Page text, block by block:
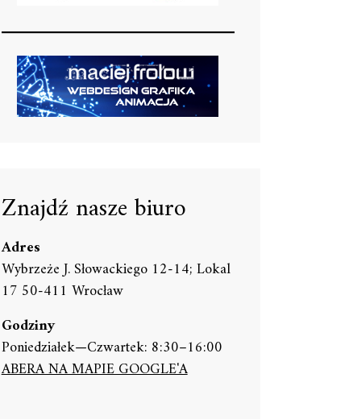
Znajdź nasze biuro
Adres
Wybrzeże J. Słowackiego 12-14; Lokal
17 50-411 Wrocław
Godziny
Poniedziałek—Czwartek: 8:30–16:00
ABERA NA MAPIE GOOGLE'A